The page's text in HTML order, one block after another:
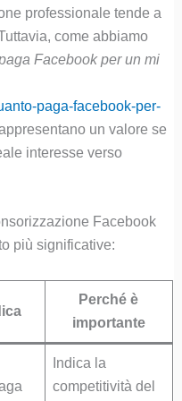
professionale tende a
come abbiamo
Facebook per un mi
paga-facebook-per-
un valore se
interesse verso
Facebook
più significative:
Perché è
importante
Indica la
competitività del